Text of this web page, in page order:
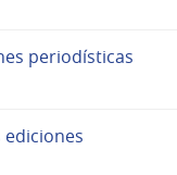
periodísticas
ediciones